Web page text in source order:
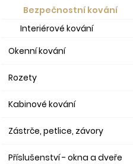
Bezpečnostní kování
Interiérové kování
Okenní kování
Rozety
Kabinové kování
Zástrče, petlice, závory
Příslušenství - okna a dveře